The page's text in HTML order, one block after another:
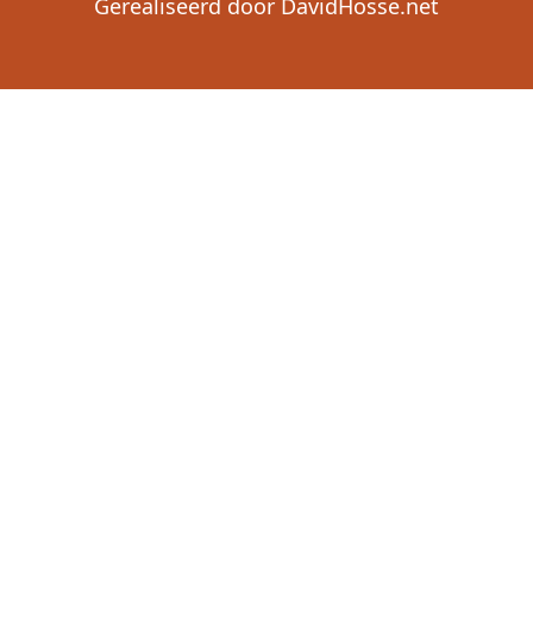
Gerealiseerd door DavidHosse.net